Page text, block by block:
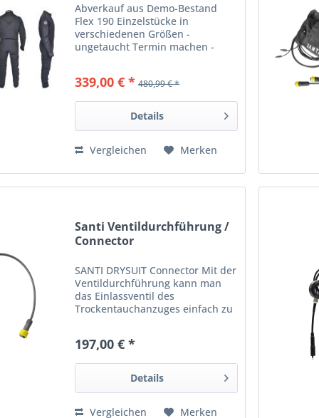
Abverkauf aus Demo-Bestand
Flex 190 Einzelstücke in
verschiedenen Größen -
ungetaucht Termin machen -
tauchen und eine
Volumen suchen, haben wir...
339,00 € * 480,99 € *
Details
Vergleichen Merken
Santi Ventildurchführung /
Connector
SANTI DRYSUIT Connector Mit der
Ventildurchführung kann man
das Einlassventil des
Trockentauchanzuges einfach zu
umbauen. Damit wird z.B. die
Heizweste im Trockentauchanzug
197,00 € *
Details
Vergleichen Merken